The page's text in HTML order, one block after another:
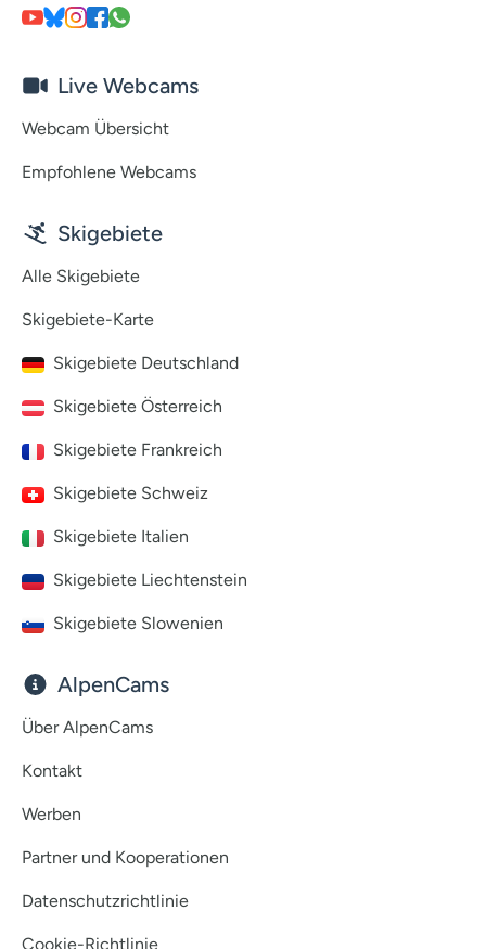
Live Webcams
Webcam Übersicht
Empfohlene Webcams
Skigebiete
Alle Skigebiete
Skigebiete-Karte
Skigebiete Deutschland
Skigebiete Österreich
Skigebiete Frankreich
Skigebiete Schweiz
Skigebiete Italien
Skigebiete Liechtenstein
Skigebiete Slowenien
AlpenCams
Über AlpenCams
Kontakt
Werben
Partner und Kooperationen
Datenschutzrichtlinie
Cookie-Richtlinie